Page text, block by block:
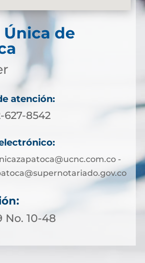
de
atención:
627-8542
-
No. 10-48